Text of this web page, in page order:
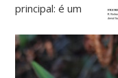
principal: é um